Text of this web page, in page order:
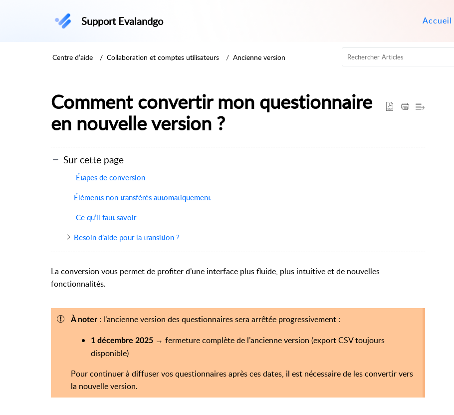
Support Evalandgo Accueil
Centre d’aide Collaboration et comptes utilisateurs Ancienne version
Comment convertir mon questionnaire
en nouvelle version ?
Sur cette page
Étapes de conversion
Éléments non transférés automatiquement
Ce qu’il faut savoir
Besoin d’aide pour la transition ?
La conversion vous permet de profiter d’une interface plus fluide, plus intuitive et de nouvelles
fonctionnalités.
À noter : l’ancienne version des questionnaires sera arrêtée progressivement :
1 décembre 2025 → fermeture complète de l’ancienne version (export CSV toujours
disponible)
Pour continuer à diffuser vos questionnaires après ces dates, il est nécessaire de les convertir vers
la nouvelle version.